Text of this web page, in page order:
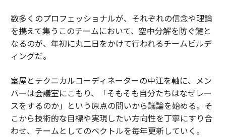
数多くのプロフェッショナルが、それぞれの信念や理論
を携えて集うこのチームにおいて、空中分解を防ぐ鍵と
なるのが、年初に丸二日をかけて行われるチームビルデ
ィングだ。
室屋とテクニカルコーディネーターの中江を軸に、メン
バーは会議室にこもり、「そもそも自分たちはなぜレー
スをするのか」という原点の問いから議論を始める。そ
こから技術的な目標や実現したい方向性を丁寧にすり合
わせ、チームとしてのベクトルを毎年更新していく。